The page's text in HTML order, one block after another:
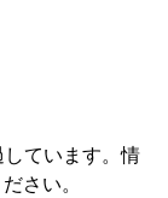
ています。情
さい。